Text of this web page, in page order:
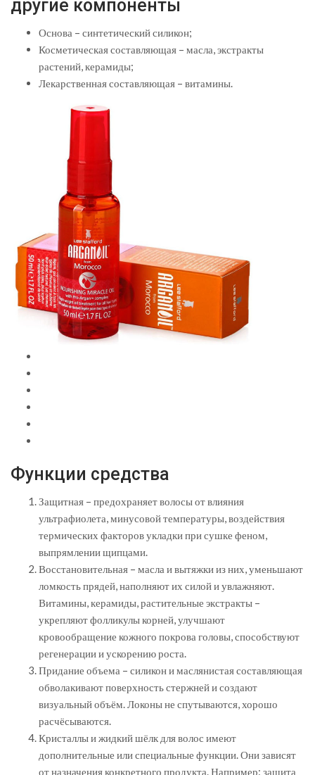
другие компоненты
Основа – синтетический силикон;
Косметическая составляющая – масла, экстракты
растений, керамиды;
Лекарственная составляющая – витамины.
Функции средства
Защитная – предохраняет волосы от влияния
ультрафиолета, минусовой температуры, воздействия
термических факторов укладки при сушке феном,
выпрямлении щипцами.
Восстановительная – масла и вытяжки из них, уменьшают
ломкость прядей, наполняют их силой и увлажняют.
Витамины, керамиды, растительные экстракты –
укрепляют фолликулы корней, улучшают
кровообращение кожного покрова головы, способствуют
регенерации и ускорению роста.
Придание объема – силикон и маслянистая составляющая
обволакивают поверхность стержней и создают
визуальный объём. Локоны не спутываются, хорошо
расчёсываются.
Кристаллы и жидкий шёлк для волос имеют
дополнительные или специальные функции. Они зависят
от назначения конкретного продукта. Например: защита